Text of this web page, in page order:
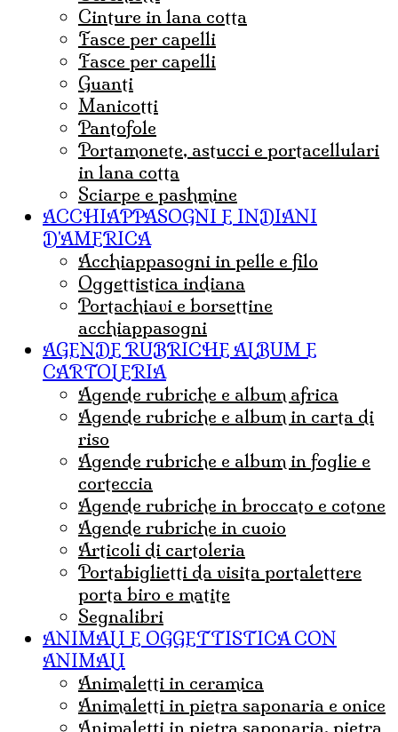
cinture in lana cotta
fasce per capelli
Fasce per capelli
guanti
Manicotti
Pantofole
portamonete, astucci e portacellulari
in lana cotta
sciarpe e pashmine
ACCHIAPPASOGNI E INDIANI
D'AMERICA
acchiappasogni in pelle e filo
Oggettistica indiana
Portachiavi e borsettine
acchiappasogni
AGENDE RUBRICHE ALBUM E
CARTOLERIA
agende rubriche e album africa
agende rubriche e album in carta di
riso
agende rubriche e album in foglie e
corteccia
agende rubriche in broccato e cotone
agende rubriche in cuoio
articoli di cartoleria
portabiglietti da visita portalettere
porta biro e matite
Segnalibri
ANIMALI E OGGETTISTICA CON
ANIMALI
animaletti in ceramica
animaletti in pietra saponaria e onice
Animaletti in pietra saponaria, pietra